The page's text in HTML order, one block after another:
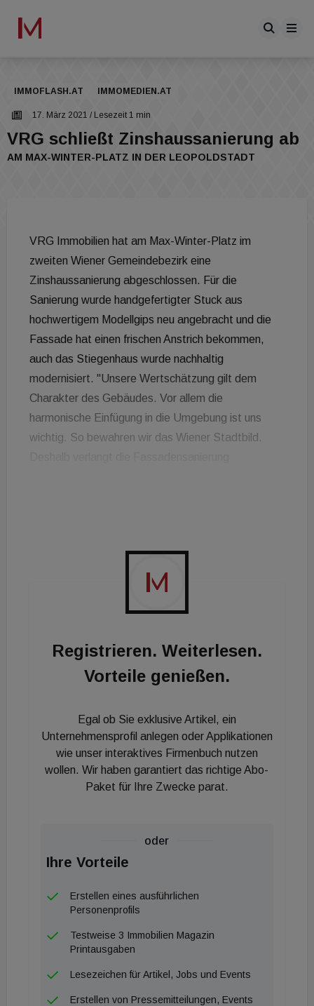
IMMOFLASH.AT IMMOMEDIEN.AT
17. März 2021 / Lesezeit 1 min
VRG schließt Zinshaussanierung ab
AM MAX-WINTER-PLATZ IN DER LEOPOLDSTADT
VRG Immobilien hat am Max-Winter-Platz im
zweiten Wiener Gemeindebezirk eine
Zinshaussanierung abgeschlossen. Für die
Sanierung wurde handgefertigter Stuck aus
hochwertigem Modellgips neu angebracht und die
Fassade hat einen frischen Anstrich bekommen,
auch das Stiegenhaus wurde nachhaltig
modernisiert. "Unsere Wertschätzung gilt dem
Charakter des Gebäudes. Vor allem die
harmonische Einfügung in die Umgebung ist uns
wichtig. So bewahren wir das Wiener Stadtbild.
heißt es vonseiten des Unternehmens. Das Team
der Vienna Real Estate Group entwickle den
Charakter jedes einzelnen Objektes weiter und
ermögliche langfristiges bzw. wertvolles Bestehen,
Registrieren. Weiterlesen.
Vorteile genießen.
Egal ob Sie exklusive Artikel, ein
Unternehmensprofil anlegen oder Applikationen
wie unser interaktives Firmenbuch nutzen
wollen. Wir haben garantiert das richtige Abo-
Paket für Ihre Zwecke parat.
oder
Ihre Vorteile
Erstellen eines ausführlichen
Personenprofils
Testweise 3 Immobilien Magazin
Printausgaben
Lesezeichen für Artikel, Jobs und Events
Erstellen von Pressemitteilungen, Events